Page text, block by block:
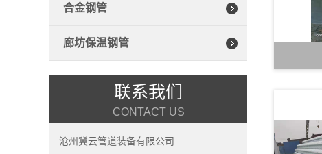
合金钢管
廊坊保温钢管
联系我们
CONTACT US
沧州冀云管道装备有限公司